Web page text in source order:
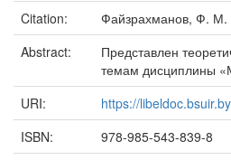
Citation:
Файзрахманов, Ф. М.
Abstract:
Представлен
темам дисциплины
URI:
https://
ISBN:
978-985-543-839-8